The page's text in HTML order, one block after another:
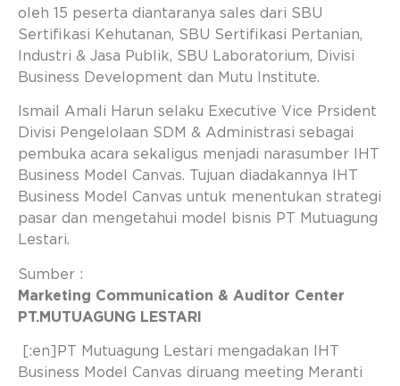
oleh 15 peserta diantaranya sales dari SBU
Sertifikasi Kehutanan, SBU Sertifikasi Pertanian,
Industri & Jasa Publik, SBU Laboratorium, Divisi
Business Development dan Mutu Institute.
Ismail Amali Harun selaku Executive Vice Prsident
Divisi Pengelolaan SDM & Administrasi sebagai
pembuka acara sekaligus menjadi narasumber IHT
Business Model Canvas. Tujuan diadakannya IHT
Business Model Canvas untuk menentukan strategi
pasar dan mengetahui model bisnis PT Mutuagung
Lestari.
Sumber :
Marketing Communication & Auditor Center
PT.MUTUAGUNG LESTARI
[:en]PT Mutuagung Lestari mengadakan IHT
Business Model Canvas diruang meeting Meranti